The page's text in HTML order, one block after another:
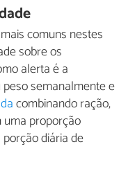
comuns nestes
sobre os
alerta é a
semanalmente e
combinando ração,
proporção
diária de